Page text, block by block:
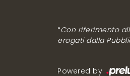
“Con riferimento
erogati dalla
Powered by